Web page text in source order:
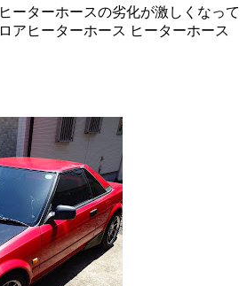
ーターホースの劣化が激しくなって
アヒーターホース ヒーターホース